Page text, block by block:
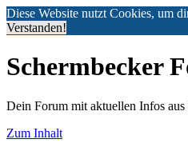
Diese Website nutzt Cookies, um
Verstanden!
Schermbecker
Dein Forum mit aktuellen Infos
Zum Inhalt